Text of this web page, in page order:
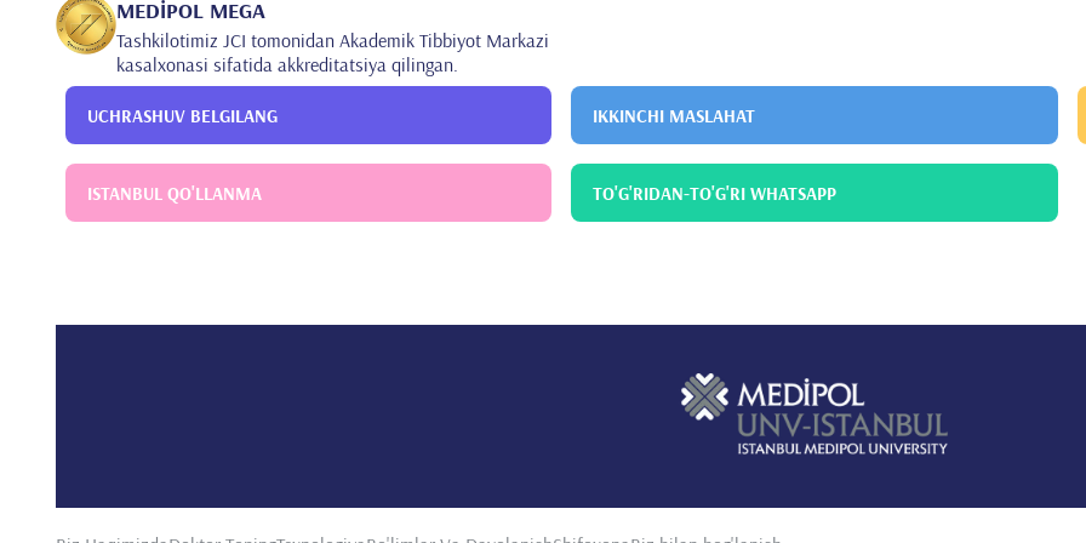
MEDİPOL MEGA
Tashkilotimiz JCI tomonidan Akademik Tibbiyot Markazi
kasalxonasi sifatida akkreditatsiya qilingan.
UCHRASHUV BELGILANG IKKINCHI MASLAHAT
ISTANBUL QO'LLANMA TO'G'RIDAN-TO'G'RI WHATSAPP